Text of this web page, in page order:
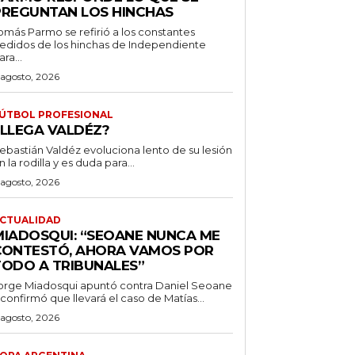
LOS HINCHAS
Parmo se refirió a los constantes
de los hinchas de Independiente
2026
PROFESIONAL
VALDÉZ?
Valdéz evoluciona lento de su lesión
la rodilla y es duda para...
2026
“SEOANE NUNCA ME
AHORA VAMOS POR
A TRIBUNALES”
Miadosqui apuntó contra Daniel Seoane
que llevará el caso de Matías...
2026